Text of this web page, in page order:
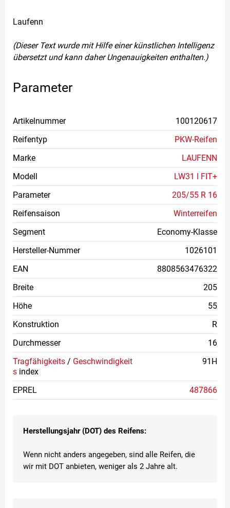
Laufenn
(Dieser Text wurde mit Hilfe einer künstlichen Intelligenz
übersetzt und kann daher Ungenauigkeiten enthalten.)
Herstellungsjahr (DOT) des Reifens:
Wenn nicht anders angegeben, sind alle Reifen, die
wir mit DOT anbieten, weniger als 2 Jahre alt.
Parameter
Artikelnummer
100120617
Reifentyp
PKW-Reifen
Marke
LAUFENN
Modell
LW31 I FIT+
Parameter
205/55 R 16
Reifensaison
Winterreifen
Segment
Economy-Klasse
Hersteller-Nummer
1026101
EAN
8808563476322
Breite
205
Höhe
55
Konstruktion
R
Durchmesser
16
Tragfähigkeits / Geschwindigkeit
s index
91H
EPREL 487866